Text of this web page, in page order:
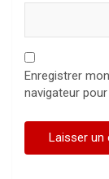
Enregistrer
navigateur